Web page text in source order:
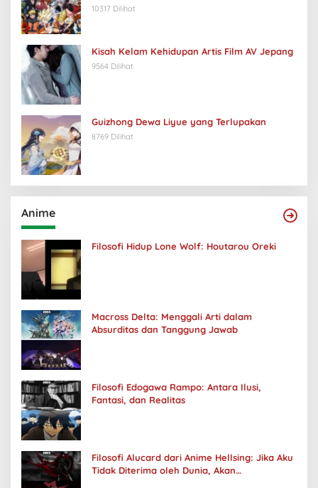
10317 Dilihat
Kisah Kelam Kehidupan Artis Film AV Jepang
9564 Dilihat
Guizhong Dewa Liyue yang Terlupakan
8769 Dilihat
Anime
Filosofi Hidup Lone Wolf: Houtarou Oreki
Macross Delta: Menggali Arti dalam
Absurditas dan Tanggung Jawab
Filosofi Edogawa Rampo: Antara Ilusi,
Fantasi, dan Realitas
Filosofi Alucard dari Anime Hellsing: Jika Aku
Tidak Diterima oleh Dunia, Akan